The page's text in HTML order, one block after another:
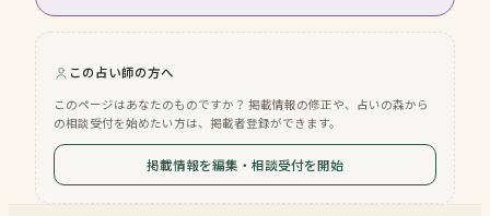
この占い師の方へ
このページはあなたのものですか？ 掲載情報の修正や、占いの森から
の相談受付を始めたい方は、掲載者登録ができます。
掲載情報を編集・相談受付を開始